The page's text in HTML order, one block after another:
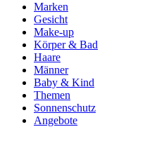
Marken
Gesicht
Make-up
Körper & Bad
Haare
Männer
Baby & Kind
Themen
Sonnenschutz
Angebote